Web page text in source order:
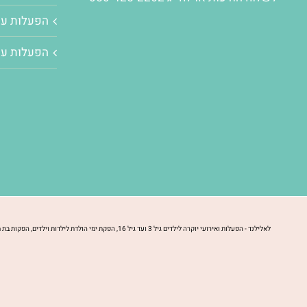
הפעלות
הפעלות
לאלילנד - הפעלות ואירועי יוקרה לילדים גיל 3 ועד גיל 16, הפקת ימי הולדת לילדות וילדים, הפקות בת מצווה, עוגות יום הולדת לרכישה, עיצובי שולחן יוקרתיים, עיצובי בר מתוקים וקינוחים, ציוד קריוקי להשכרה, מתנות יום הולדת לרכישה. להזמנות 050-425-2262 | Copyright 2022 All Rights Reserved | Powered by